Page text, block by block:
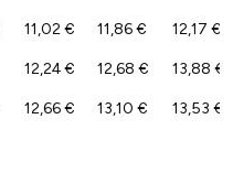
11,02 € 11,86 € 12,17 €
12,24 € 12,68 € 13,88 €
12,66 € 13,10 € 13,53 €